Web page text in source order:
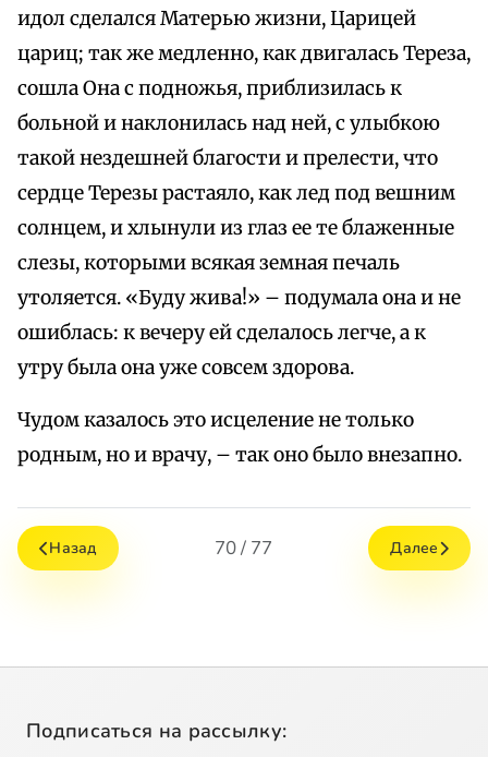
идол сделался Матерью жизни, Царицей
цариц; так же медленно, как двигалась Тереза,
сошла Она с подножья, приблизилась к
больной и наклонилась над ней, с улыбкою
такой нездешней благости и прелести, что
сердце Терезы растаяло, как лед под вешним
солнцем, и хлынули из глаз ее те блаженные
слезы, которыми всякая земная печаль
утоляется. «Буду жива!» – подумала она и не
ошиблась: к вечеру ей сделалось легче, а к
утру была она уже совсем здорова.
Чудом казалось это исцеление не только
родным, но и врачу, – так оно было внезапно.
Назад 70 / 77 Далее
Подписаться на рассылку: